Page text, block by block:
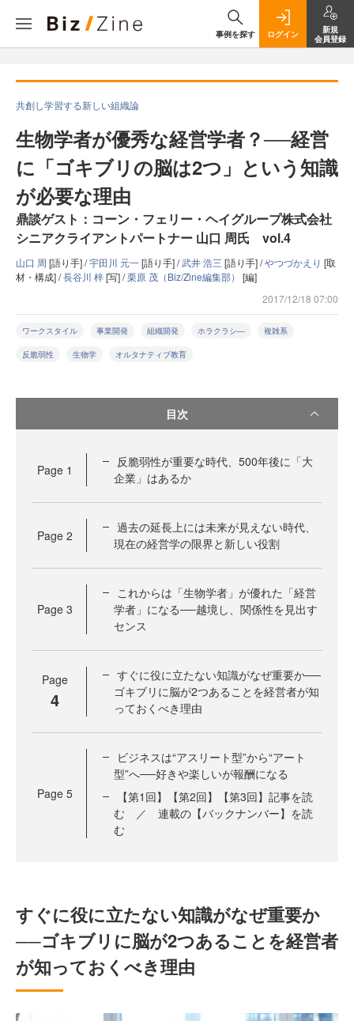
事例を探す ログイン
新規
会員登録
共創し学習する新しい組織論
生物学者が優秀な経営学者？──経営
に「ゴキブリの脳は2つ」という知識
が必要な理由
鼎談ゲスト：コーン・フェリー・ヘイグループ株式会社
シニアクライアントパートナー 山口 周氏 vol.4
山口 周 [語り手] /宇田川 元一[語り手] /武井 浩三 [語り手] /やつづかえり [取
材・構成] /長谷川 梓[写] /栗原 茂（Biz/Zine編集部） [編]
2017/12/18 07:00
ワークスタイル 事業開発 組織開発 ホラクラシ― 複雑系
反脆弱性 生物学 オルタナティブ教育
目次
Page 1
反脆弱性が重要な時代、500年後に「大
企業」はあるか
Page 2
過去の延長上には未来が見えない時代、
現在の経営学の限界と新しい役割
Page 3
これからは「生物学者」が優れた「経営
学者」になる──越境し、関係性を見出す
センス
Page
4
すぐに役に立たない知識がなぜ重要か──
ゴキブリに脳が2つあることを経営者が知
っておくべき理由
Page 5
ビジネスは“アスリート型”から“アート
型”へ──好きや楽しいが報酬になる
【第1回】【第2回】【第3回】記事を読
む ／ 連載の【バックナンバー】を読
む
すぐに役に立たない知識がなぜ重要か
──ゴキブリに脳が2つあることを経営者
が知っておくべき理由